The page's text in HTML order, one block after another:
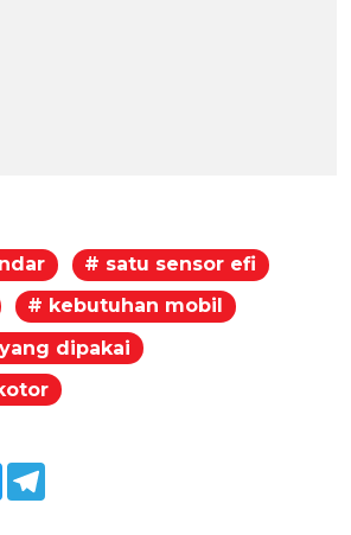
# satu sensor efi
# kebutuhan mobil
dipakai
Twitter